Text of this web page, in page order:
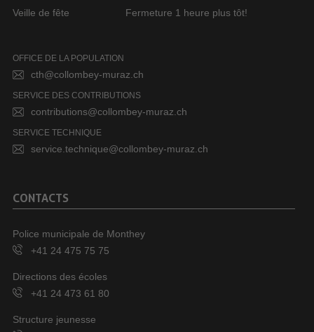
Veille de fête Fermeture 1 heure plus tôt!
OFFICE DE LA POPULATION
cth@collombey-muraz.ch
SERVICE DES CONTRIBUTIONS
contributions@collombey-muraz.ch
SERVICE TECHNIQUE
service.technique@collombey-muraz.ch
CONTACTS
Police municipale de Monthey
+41 24 475 75 75
Directions des écoles
+41 24 473 61 80
Structure jeunesse